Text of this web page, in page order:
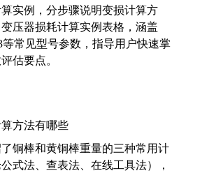
实例，分步骤说明变损计算方
压器损耗计算实例表格，涵盖
等常见型号参数，指导用户快速掌
估要点。
方法有哪些
铜棒和黄铜棒重量的三种常用计
式法、查表法、在线工具法），